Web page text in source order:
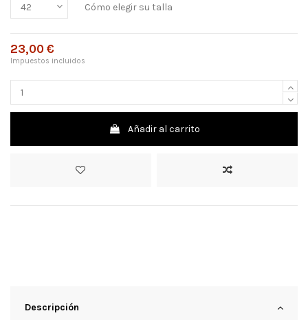
Cómo elegir su talla
23,00 €
Impuestos incluidos
Añadir al carrito
Descripción